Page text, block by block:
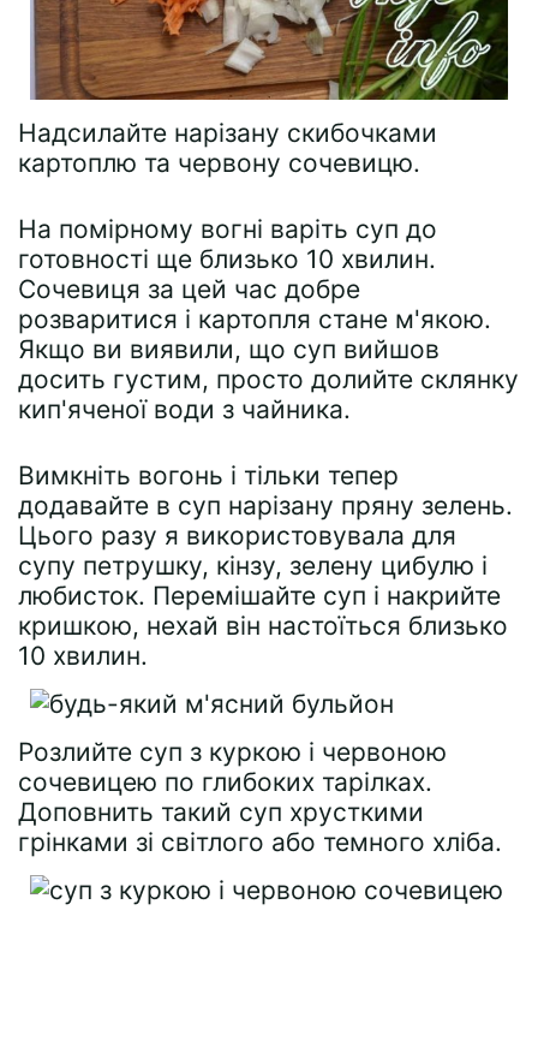
Надсилайте нарізану скибочками
картоплю та червону сочевицю.
На помірному вогні варіть суп до
готовності ще близько 10 хвилин.
Сочевиця за цей час добре
розваритися і картопля стане м'якою.
Якщо ви виявили, що суп вийшов
досить густим, просто долийте склянку
кип'яченої води з чайника.
Вимкніть вогонь і тільки тепер
додавайте в суп нарізану пряну зелень.
Цього разу я використовувала для
супу петрушку, кінзу, зелену цибулю і
любисток. Перемішайте суп і накрийте
кришкою, нехай він настоїться близько
10 хвилин.
Розлийте суп з куркою і червоною
сочевицею по глибоких тарілках.
Доповнить такий суп хрусткими
грінками зі світлого або темного хліба.